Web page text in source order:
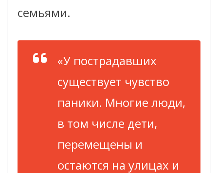
семьями.
«У пострадавших
существует чувство
паники. Многие люди,
в том числе дети,
перемещены и
остаются на улицах и